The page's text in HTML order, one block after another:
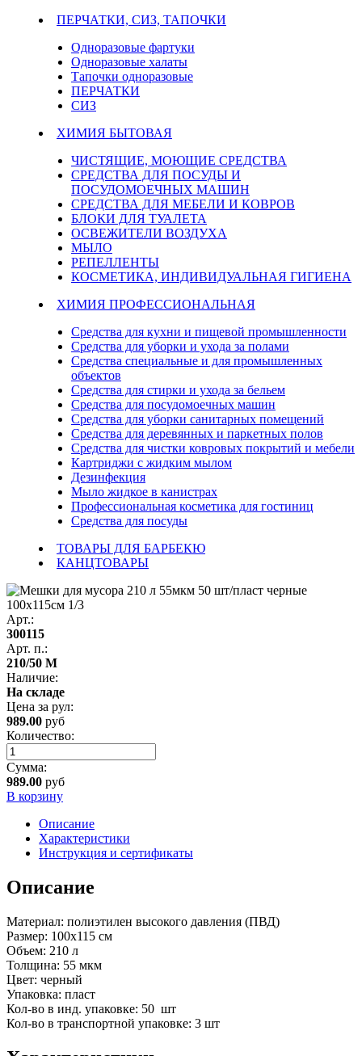
ПЕРЧАТКИ, СИЗ, ТАПОЧКИ
Одноразовые фартуки
Одноразовые халаты
Тапочки одноразовые
ПЕРЧАТКИ
СИЗ
ХИМИЯ БЫТОВАЯ
ЧИСТЯЩИЕ, МОЮЩИЕ СРЕДСТВА
СРЕДСТВА ДЛЯ ПОСУДЫ И
ПОСУДОМОЕЧНЫХ МАШИН
СРЕДСТВА ДЛЯ МЕБЕЛИ И КОВРОВ
БЛОКИ ДЛЯ ТУАЛЕТА
ОСВЕЖИТЕЛИ ВОЗДУХА
МЫЛО
РЕПЕЛЛЕНТЫ
КОСМЕТИКА, ИНДИВИДУАЛЬНАЯ ГИГИЕНА
ХИМИЯ ПРОФЕССИОНАЛЬНАЯ
Средства для кухни и пищевой промышленности
Средства для уборки и ухода за полами
Средства специальные и для промышленных
объектов
Средства для стирки и ухода за бельем
Средства для посудомоечных машин
Средства для уборки санитарных помещений
Средства для деревянных и паркетных полов
Средства для чистки ковровых покрытий и мебели
Картриджи с жидким мылом
Дезинфекция
Мыло жидкое в канистрах
Профессиональная косметика для гостиниц
Средства для посуды
ТОВАРЫ ДЛЯ БАРБЕКЮ
КАНЦТОВАРЫ
Арт.:
300115
Арт. п.:
210/50 М
Наличие:
На складе
Цена за рул:
989.00 руб
Количество:
Сумма:
989.00 руб
В корзину
Описание
Характеристики
Инструкция и сертификаты
Описание
Материал: полиэтилен высокого давления (ПВД)
Размер: 100х115 см
Объем: 210 л
Толщина: 55 мкм
Цвет: черный
Упаковка: пласт
Кол-во в инд. упаковке: 50 шт
Кол-во в транспортной упаковке: 3 шт